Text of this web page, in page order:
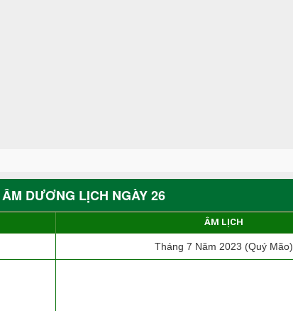
DƯƠNG LỊCH NGÀY 26
ÂM LỊCH
Tháng 7 Năm 2023 (Quý Mão)